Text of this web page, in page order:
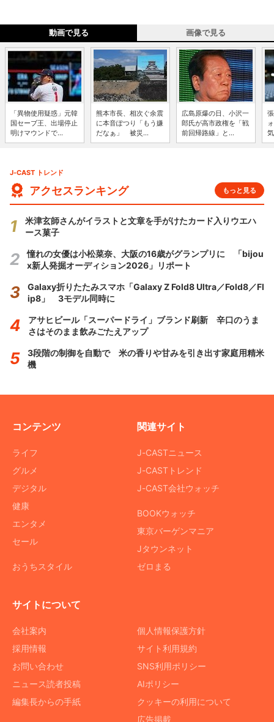
動画で見る 画像で見る
「異物使用疑惑」元韓
国セーブ王、出場停止
明けマウンドで...
熊本市長、相次ぐ余震
に本音ぽつり「もう嫌
だなぁ」 被災...
広島原爆の日、小沢一
郎氏が高市政権を「戦
前回帰路線」と...
J-CAST トレンド
アクセスランキング もっと見る
米津玄師さんがイラストと文章を手がけたカード入りウエハ
ース菓子
憧れの女優は小松菜奈、大阪の16歳がグランプリに 「bijou
x新人発掘オーディション2026」リポート
Galaxy折りたたみスマホ「Galaxy Z Fold8 Ultra／Fold8／Fl
ip8」 3モデル同時に
アサヒビール「スーパードライ」ブランド刷新 辛口のうま
さはそのまま飲みごたえアップ
3段階の制御を自動で 米の香りや甘みを引き出す家庭用精米
機
コンテンツ
ライフ
グルメ
デジタル
健康
エンタメ
セール
おうちスタイル
関連サイト
J-CASTニュース
J-CASTトレンド
J-CAST会社ウォッチ
BOOKウォッチ
東京バーゲンマニア
Jタウンネット
ゼロまる
サイトについて
会社案内
採用情報
お問い合わせ
ニュース読者投稿
編集長からの手紙
個人情報保護方針
サイト利用規約
SNS利用ポリシー
AIポリシー
クッキーの利用について
広告掲載